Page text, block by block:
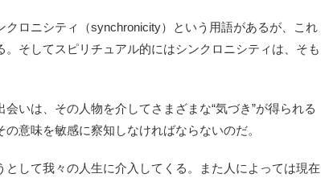
ロニシティ（synchronicity）という用語があるが、これ
そしてスピリチュアル的にはシンクロニシティは、そも
いは、その人物を介してさまざまな“気づき”が得られる
意味を敏感に察知しなければならないのだ。
して我々の人生に介入してくる。また人によっては現在